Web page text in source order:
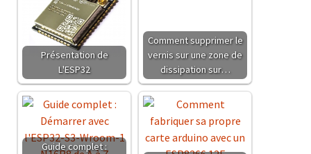
Présentation de
L'ESP32
Comment supprimer le
vernis sur une zone de
dissipation sur…
Guide complet :